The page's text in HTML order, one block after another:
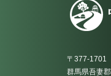
〒377-1701
群馬県吾妻